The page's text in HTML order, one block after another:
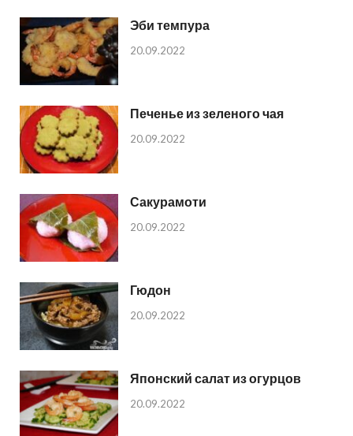
Эби темпура
20.09.2022
Печенье из зеленого чая
20.09.2022
Сакурамоти
20.09.2022
Гюдон
20.09.2022
Японский салат из огурцов
20.09.2022